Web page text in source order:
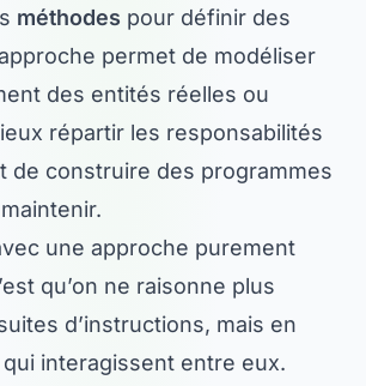
méthodes pour définir des
permet de modéliser
des entités réelles ou
répartir les responsabilités
de construire des programmes
une approche purement
qu’on ne raisonne plus
d’instructions, mais en
interagissent entre eux.